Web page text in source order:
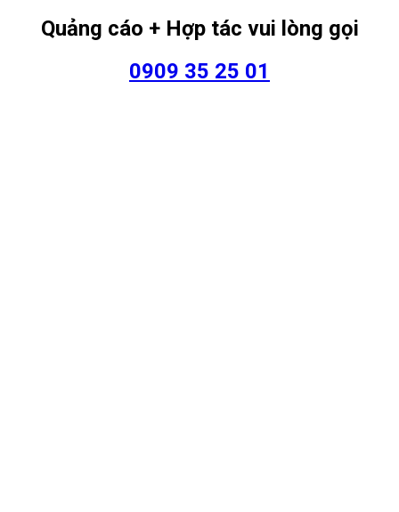
Quảng cáo + Hợp tác vui lòng gọi
0909 35 25 01